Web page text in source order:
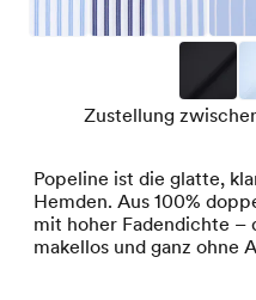
Zustellung
Popeline ist die glatte,
Hemden. Aus 100%
mit hoher Fadendichte –
makellos und ganz ohne